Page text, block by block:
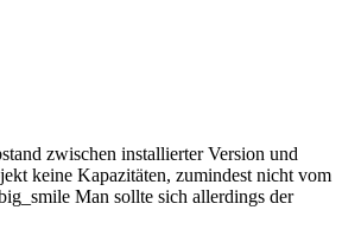
zwischen installierter Version und
keine Kapazitäten, zumindest nicht vom
Man sollte sich allerdings der